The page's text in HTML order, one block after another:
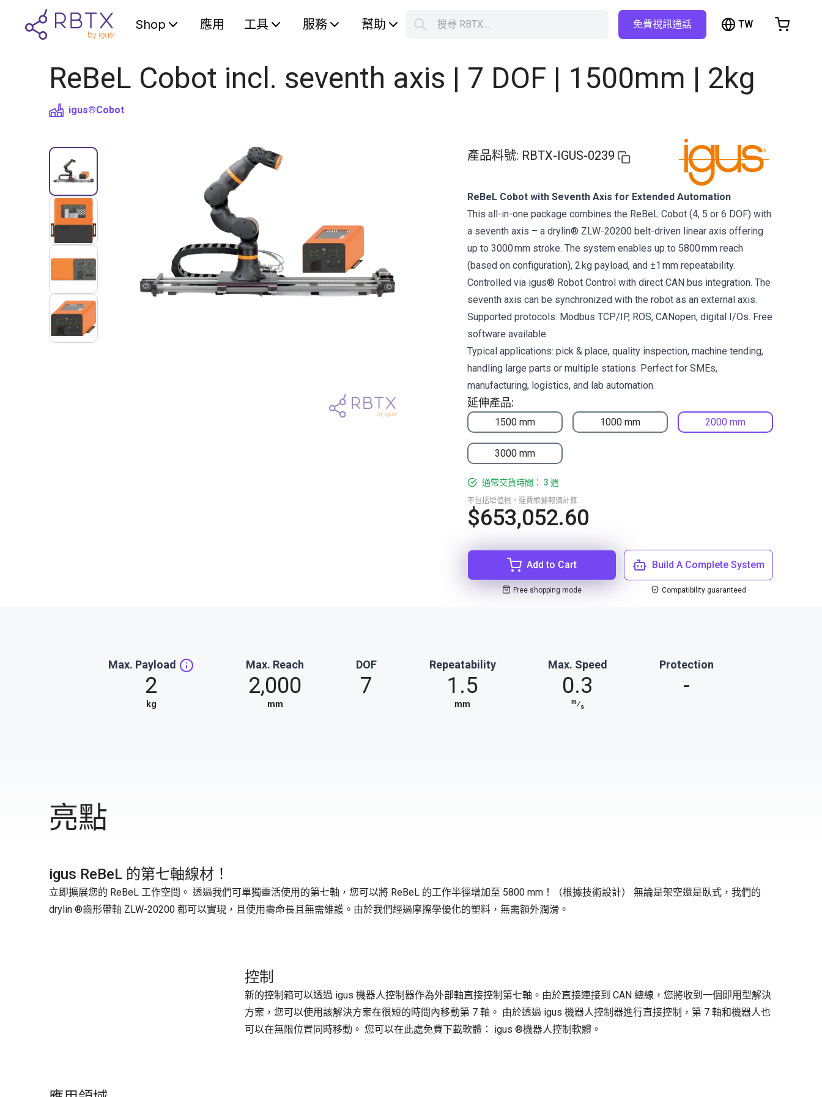
Shop 應用 工具 服務 幫助 搜尋 RBTX… 免費視訊通話 TW
ReBeL Cobot incl. seventh axis | 7 DOF | 1500mm | 2kg
igus®Cobot
產品料號: RBTX-IGUS-0239
延伸產品:
1500 mm 1000 mm 2000 mm
3000 mm
ReBeL Cobot with Seventh Axis for Extended Automation
This all-in-one package combines the ReBeL Cobot (4, 5 or 6 DOF) with
a seventh axis – a drylin® ZLW-20200 belt-driven linear axis offering
up to 3000 mm stroke. The system enables up to 5800 mm reach
(based on configuration), 2 kg payload, and ±1 mm repeatability.
Controlled via igus® Robot Control with direct CAN bus integration. The
seventh axis can be synchronized with the robot as an external axis.
Supported protocols: Modbus TCP/IP, ROS, CANopen, digital I/Os. Free
software available.
Typical applications: pick & place, quality inspection, machine tending,
handling large parts or multiple stations. Perfect for SMEs,
manufacturing, logistics, and lab automation.
通常交貨時間： 3 週
$653,052.60
不包括增值稅，運費根據報價計算
Add to Cart
Free shopping mode
Build A Complete System
Compatibility guaranteed
Max. Payload
2
kg
Max. Reach
2,000
mm
DOF
7
Repeatability
1.5
mm
Max. Speed
0.3
m⁄s
Protection
-
亮點
igus ReBeL 的第七軸線材！
立即擴展您的 ReBeL 工作空間。 透過我們可單獨靈活使用的第七軸，您可以將 ReBeL 的工作半徑增加至 5800 mm！（根據技術設計） 無論是架空還是臥式，我們的
drylin ®齒形帶軸 ZLW-20200 都可以實現，且使用壽命長且無需維護。由於我們經過摩擦學優化的塑料，無需額外潤滑。
控制
新的控制箱可以透過 igus 機器人控制器作為外部軸直接控制第七軸。由於直接連接到 CAN 總線，您將收到一個即用型解決
方案，您可以使用該解決方案在很短的時間內移動第 7 軸。 由於透過 igus 機器人控制器進行直接控制，第 7 軸和機器人也
可以在無限位置同時移動。 您可以在此處免費下載軟體： igus ®機器人控制軟體 。
Browse the shop